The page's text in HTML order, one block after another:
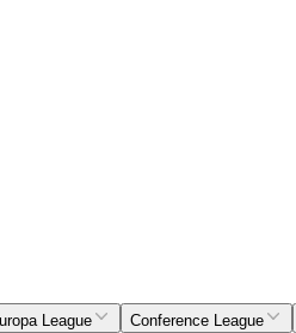
League Conference League